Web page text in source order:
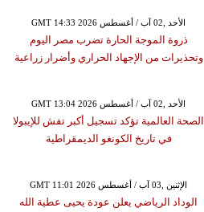
GMT 14:33 2026 الأحد ,02 آب / أغسطس
ذروة الموجة الحارة تضرب مصر اليوم
وتحذيرات من الإجهاد الحراري وأضرار زراعية
GMT 13:04 2026 الأحد ,02 آب / أغسطس
الصحة العالمية تؤكد تسجيل أكبر تفش للإيبولا
في تاريخ الكونغو الديمقراطية
GMT 11:01 2026 الإثنين ,03 آب / أغسطس
الوداد الرياضي يعلن عودة يحيى عطية الله